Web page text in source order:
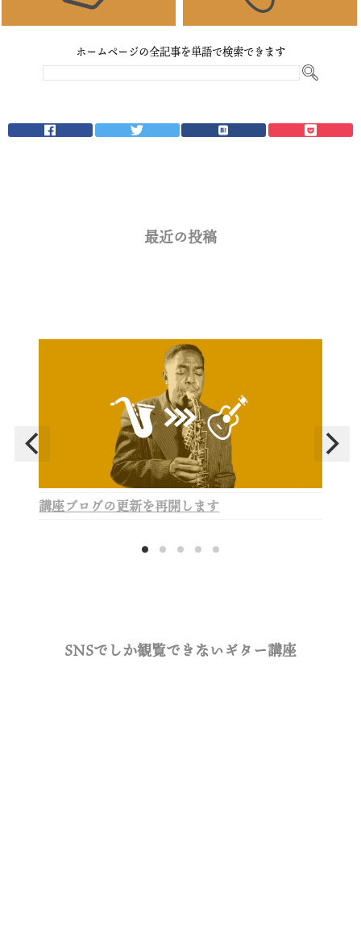
ホームページの全記事を単語で検索できます
最近の投稿
講座ブログの更新を再開します
SNSでしか観覧できないギター講座